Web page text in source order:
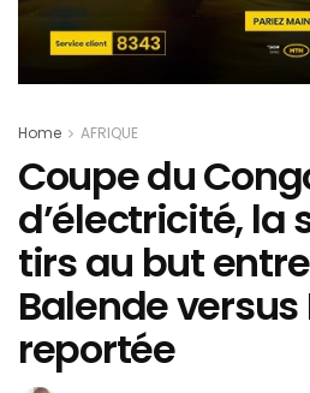
Home AFRIQUE
Coupe du
d’électricité, la
tirs au but
Balende versus
reportée